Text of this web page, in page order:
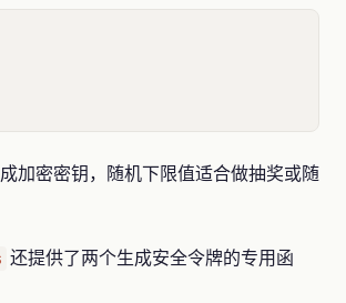
加密密钥，随机下限值适合做抽奖或随
还提供了两个生成安全令牌的专用函